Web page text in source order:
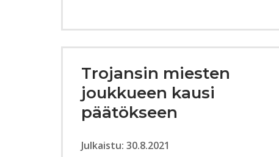
Trojansin miesten
joukkueen kausi
päätökseen
Julkaistu: 30.8.2021